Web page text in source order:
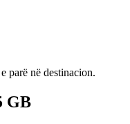
parë në destinacion.
GB